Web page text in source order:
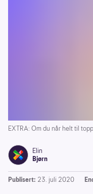
EXTRA: Om du når helt til
Elin
Bjørn
Publisert: 23. juli 2020